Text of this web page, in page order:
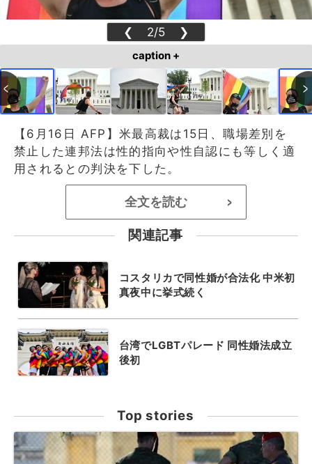
❮ 2/5 ❯
caption +
【6月16日 AFP】米最高裁は15日、職場差別を
禁止した連邦法は性的指向や性自認にも等しく適
用されるとの判決を下した。
全文を読む >
関連記事
コスタリカで同性婚が合法化 中米初
真夜中に挙式続く
台湾でLGBTパレード 同性婚法成立
後初
Top stories